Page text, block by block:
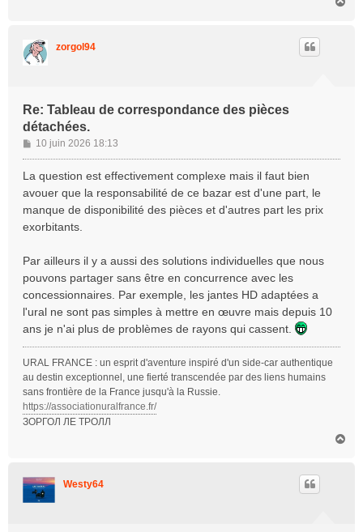
zorgol94
Re: Tableau de correspondance des pièces
détachées.
M
e
s
g
e
10 juin 2026 18:13
La question est effectivement complexe mais il faut bien
avouer que la responsabilité de ce bazar est d'une part, le
manque de disponibilité des pièces et d'autres part les prix
exorbitants.
Par ailleurs il y a aussi des solutions individuelles que nous
pouvons partager sans être en concurrence avec les
concessionnaires. Par exemple, les jantes HD adaptées a
l'ural ne sont pas simples à mettre en œuvre mais depuis 10
ans je n'ai plus de problèmes de rayons qui cassent.
URAL FRANCE : un esprit d'aventure inspiré d'un side-car authentique
au destin exceptionnel, une fierté transcendée par des liens humains
sans frontière de la France jusqu'à la Russie.
https://associationuralfrance.fr/
ЗОРГОЛ ЛЕ ТРОЛЛ
Westy64